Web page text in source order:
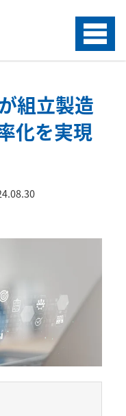
Menu
組立製造
化を実現